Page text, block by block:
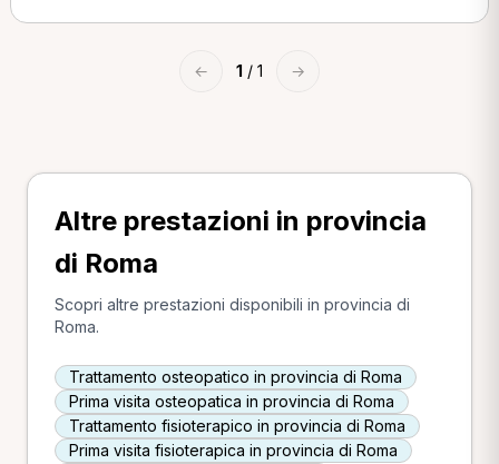
← 1 / 1 →
Altre prestazioni in provincia
di Roma
Scopri altre prestazioni disponibili in provincia di
Roma.
Trattamento osteopatico in provincia di Roma
Prima visita osteopatica in provincia di Roma
Trattamento fisioterapico in provincia di Roma
Prima visita fisioterapica in provincia di Roma